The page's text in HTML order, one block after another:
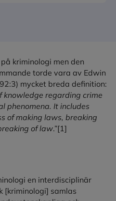
kriminologi men den
torde vara av Edwin
mycket breda definition:
knowledge regarding crime
phenomena. It includes
of making laws, breaking
of law.”[1]
en interdisciplinär
[kriminologi] samlas